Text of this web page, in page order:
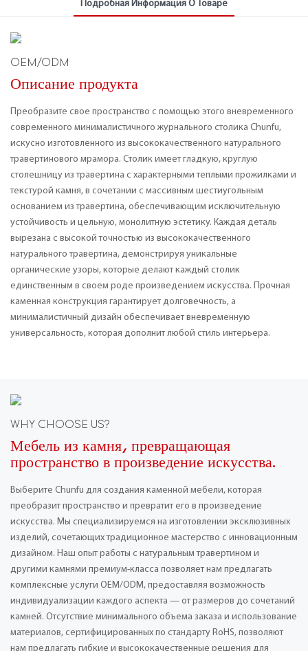
Подробная Информация О Товаре
OEM/ODM
Описание продукта
Преобразите свое пространство с помощью этого вневременного
современного минималистичного журнального столика Chunfu,
искусно изготовленного из высококачественного натурального
травертинового мрамора. Столик имеет гладкую, круглую
столешницу из травертина с характерными теплыми прожилками и
текстурой камня, в сочетании с массивным шестиугольным
основанием из травертина, обеспечивающим исключительную
устойчивость и цельную, монолитную эстетику. Каждая деталь
вырезана с высокой точностью из высококачественного
натурального травертина, демонстрируя уникальные
органические узоры, которые делают каждый столик
единственным в своем роде произведением искусства. Прочная
каменная конструкция гарантирует долговечность, а
минималистичный дизайн обеспечивает вневременную
универсальность, которая дополнит любой стиль интерьера.
WHY CHOOSE US?
Мебель из камня, превращающая
пространство в произведение искусства.
Выберите Chunfu для создания каменной мебели, которая
преобразит пространство и превратит его в произведение
искусства. Мы специализируемся на изготовлении эксклюзивных
изделий, сочетающих традиционное мастерство с инновационным
дизайном. Наш опыт работы с натуральным травертином и
другими камнями премиум-класса позволяет нам предлагать
комплексные услуги OEM/ODM, предоставляя возможность
индивидуализации каждого аспекта — от размеров до сочетаний
камней. Отсутствие минимального объема заказа и использование
материалов, сертифицированных по стандарту RoHS, позволяют
нам предлагать гибкие и высококачественные решения для